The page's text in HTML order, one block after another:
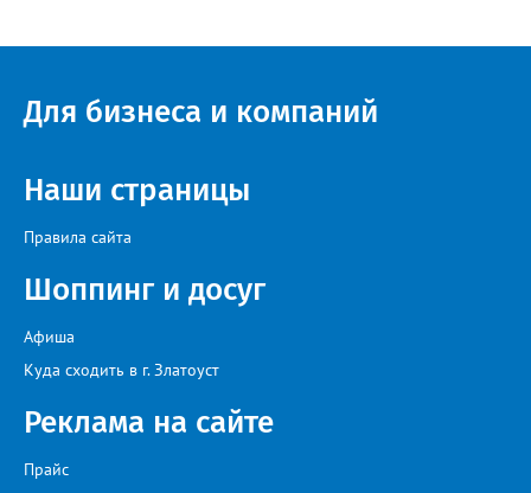
Для бизнеса и компаний
Наши страницы
Правила сайта
Шоппинг и досуг
Афиша
Куда сходить в г. Златоуст
Реклама на сайте
Прайс